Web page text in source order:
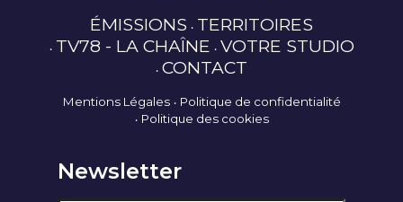
ÉMISSIONS TERRITOIRES
TV78 - LA CHAÎNE VOTRE STUDIO
CONTACT
Mentions Légales
Politique de confidentialité
Politique des cookies
Newsletter